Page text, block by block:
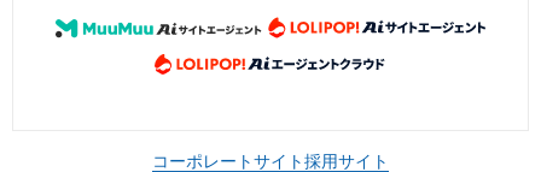
コーポレートサイト採用サイト